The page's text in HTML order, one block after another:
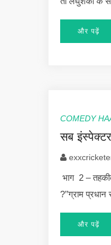
और पढ़ें
COMEDY
सब
भाग 2 –
?’’ग्राम
और पढ़ें